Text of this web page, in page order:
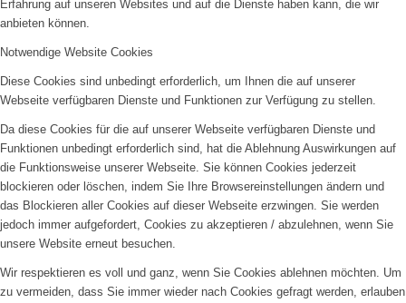
Erfahrung auf unseren Websites und auf die Dienste haben kann, die wir
anbieten können.
Notwendige Website Cookies
Diese Cookies sind unbedingt erforderlich, um Ihnen die auf unserer
Webseite verfügbaren Dienste und Funktionen zur Verfügung zu stellen.
Da diese Cookies für die auf unserer Webseite verfügbaren Dienste und
Funktionen unbedingt erforderlich sind, hat die Ablehnung Auswirkungen auf
die Funktionsweise unserer Webseite. Sie können Cookies jederzeit
blockieren oder löschen, indem Sie Ihre Browsereinstellungen ändern und
das Blockieren aller Cookies auf dieser Webseite erzwingen. Sie werden
jedoch immer aufgefordert, Cookies zu akzeptieren / abzulehnen, wenn Sie
unsere Website erneut besuchen.
Wir respektieren es voll und ganz, wenn Sie Cookies ablehnen möchten. Um
zu vermeiden, dass Sie immer wieder nach Cookies gefragt werden, erlauben